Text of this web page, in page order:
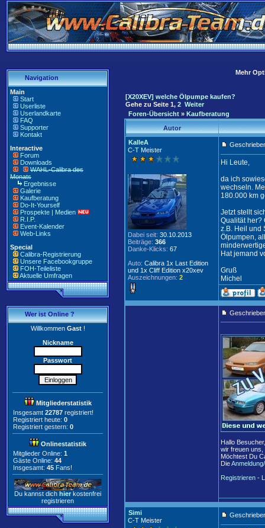
Navigation
Main
Start
Userliste
Userlandkarte
FAQ
Supporter
Kontakt
Interactive
Forum
Downloads
WAHL-Calibra des
Monats
Ergebnisse
Galerie
Kaufberatung
Do-It-Yourself
Prospekte | Medien
R.I.P.
Event-Kalender
Web-Links
Special
Calibra-Registrierung
Unsere Facebookgruppe
FOH-Teileliste
Aktuelle Umfragen
Wer ist Online ?
WillkommenGast!
Nickname
Passwort
Mitgliederstatistik
Insgesamt 22787 registriert!
Registriert heute: 0
Registriert gestern: 0
Onlinestatistik
Mitglieder Online: 1
Gäste Online: 44
Insgesamt: 45 Fans!
Du kannst dich hier kostenfrei
registrieren
Mehr
[X20XEV] welche Ölpumpe kaufen?
Gehe zu Seite 1, 2 Weiter
Foren-Übersicht » Kaufberatung
Autor
KalleA
C-T Meister
Dabei seit: 30.10.2013
Beiträge: 366
Danke-Klicks: 67
Auto: Calibra 1x Last Edition
und 1x Cliff Edition x20xev
Auszeichnungen: 2
Hi Leute,
da ich
wechseln.
180.000 km
Jetzt stellt
Qualität her?
z.B. Heil und
Ölpumpen,
Hat jemand
Gruß
Michel
Hallo Besucher,
wir freuen
Möchtest Du
Die
Registrieren -
Simi
C-T Meister